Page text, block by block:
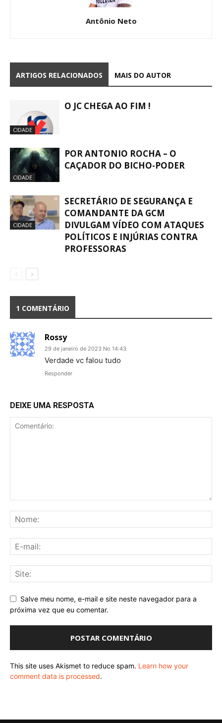
Antônio Neto
ARTIGOS RELACIONADOS MAIS DO AUTOR
CIDADE
O JC CHEGA AO FIM !
CIDADE
POR ANTONIO ROCHA – O
CAÇADOR DO BICHO-PODER
CIDADE
SECRETÁRIO DE SEGURANÇA E
COMANDANTE DA GCM
DIVULGAM VÍDEO COM ATAQUES
POLÍTICOS E INJÚRIAS CONTRA
PROFESSORAS
1 COMENTÁRIO
Rossy
29 de janeiro de 2023 No 14:43
Verdade vc falou tudo
Responder
DEIXE UMA RESPOSTA
Salve meu nome, e-mail e site neste navegador para a
próxima vez que eu comentar.
This site uses Akismet to reduce spam. Learn how your
comment data is processed.